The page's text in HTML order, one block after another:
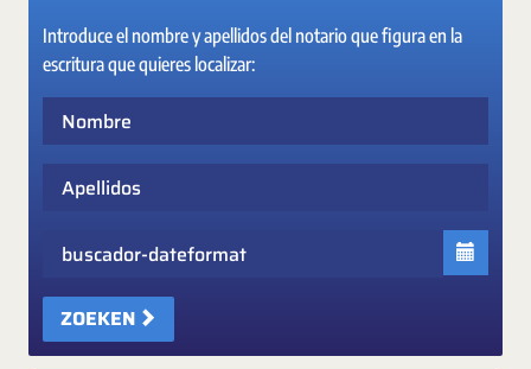
Introduce el nombre y apellidos del notario que figura en la
escritura que quieres localizar:
ZOEKEN